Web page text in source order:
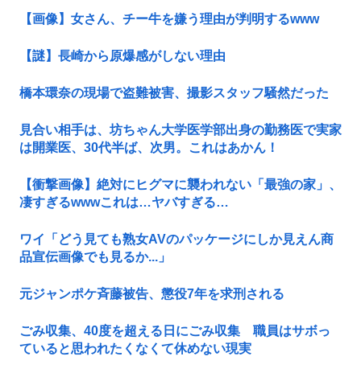
【画像】女さん、チー牛を嫌う理由が判明するwww
【謎】長崎から原爆感がしない理由
橋本環奈の現場で盗難被害、撮影スタッフ騒然だった
見合い相手は、坊ちゃん大学医学部出身の勤務医で実家
は開業医、30代半ば、次男。これはあかん！
【衝撃画像】絶対にヒグマに襲われない「最強の家」、
凄すぎるwwwこれは…ヤバすぎる…
ワイ「どう見ても熟女AVのパッケージにしか見えん商
品宣伝画像でも見るか...」
元ジャンポケ斉藤被告、懲役7年を求刑される
ごみ収集、40度を超える日にごみ収集 職員はサボっ
ていると思われたくなくて休めない現実